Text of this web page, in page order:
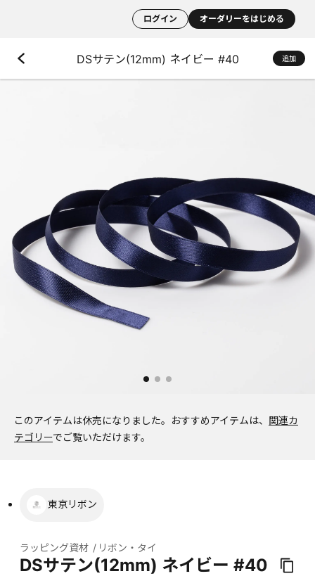
ログイン オーダリーをはじめる
DSサテン(12mm) ネイビー #40 追加
このアイテムは休売になりました。 おすすめアイテムは、 関連カ
テゴリーでご覧いただけます。
東京リボン
ラッピング資材 リボン・タイ
DSサテン(12mm) ネイビー #40